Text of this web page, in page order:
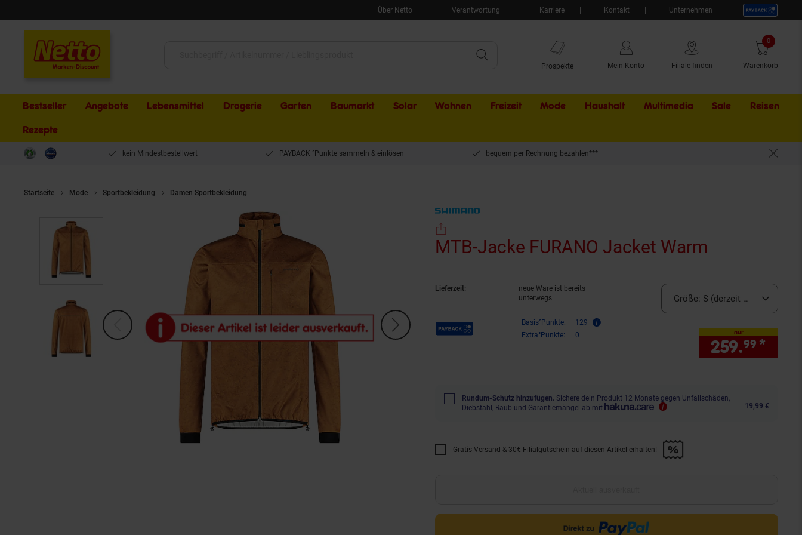
Über Netto Verantwortung Karriere Kontakt Unternehmen
Prospekte Mein Konto Filiale finden Warenkorb
0 Artikel
Bestseller Angebote Lebensmittel Drogerie Garten Baumarkt Solar Wohnen Freizeit Mode Haushalt Multimedia Sale Externer
Reisen
Rezepte
kein Mindestbestellwert PAYBACK °Punkte sammeln & einlösen bequem per Rechnung bezahlen***
Startseite Mode Sportbekleidung Damen Sportbekleidung
MTB-Jacke FURANO Jacket Warm
Lieferzeit:
neue Ware ist bereits
unterwegs
Payback Punkte Basis°Punkte:
129
Extra°Punkte:
0
Größe: S (derzeit ausverkauft)
nur
259.99 *
Rundum-Schutz hinzufügen. Sichere dein Produkt 12 Monate gegen Unfallschäden,
Diebstahl, Raub und Garantiemängel ab mit
19,99 €
Promotion "Gratis Versand &amp; 30€ Filialgutschein auf diesen Artikel erhalten!" anwenden
Gratis Versand & 30€ Filialgutschein auf diesen Artikel erhalten!